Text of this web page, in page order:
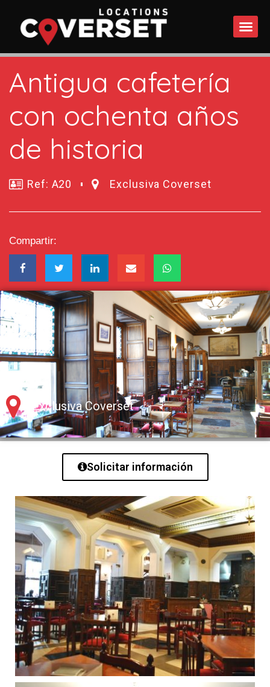
Antigua cafetería
con ochenta años
de historia
Ref: A20 Exclusiva Coverset
Compartir:
Exclusiva Coverset
Solicitar información